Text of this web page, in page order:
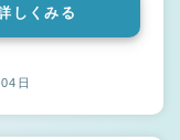
しくみる
日